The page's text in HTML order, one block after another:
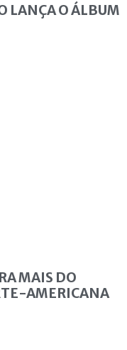
LANÇA O ÁLBUM
MAIS DO
AMERICANA